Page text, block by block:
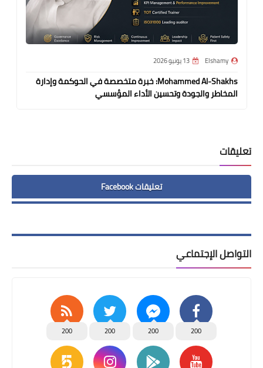
Elshamy 13 يونيو 2026
Mohammed Al-Shakhs: خبرة متخصصة في الحوكمة وإدارة
المخاطر والجودة وتحسين الأداء المؤسسي
تعليقات
تعليقات Facebook
التواصل الإجتماعي
200
200
200
200